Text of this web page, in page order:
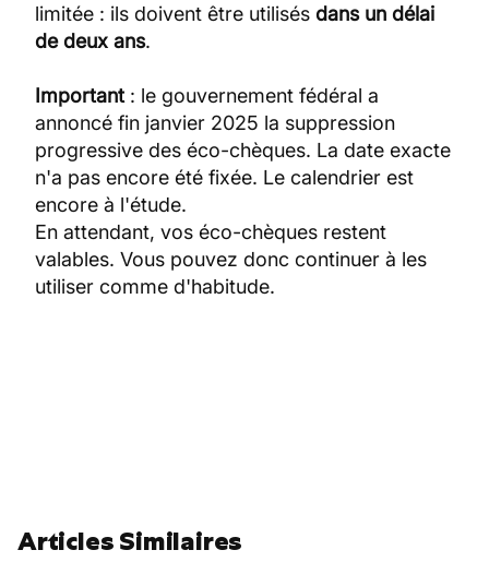
limitée : ils doivent être utilisés dans un délai
de deux ans.
Important : le gouvernement fédéral a
annoncé fin janvier 2025 la suppression
progressive des éco-chèques. La date exacte
n'a pas encore été fixée. Le calendrier est
encore à l'étude.
En attendant, vos éco-chèques restent
valables. Vous pouvez donc continuer à les
utiliser comme d'habitude.
Articles Similaires